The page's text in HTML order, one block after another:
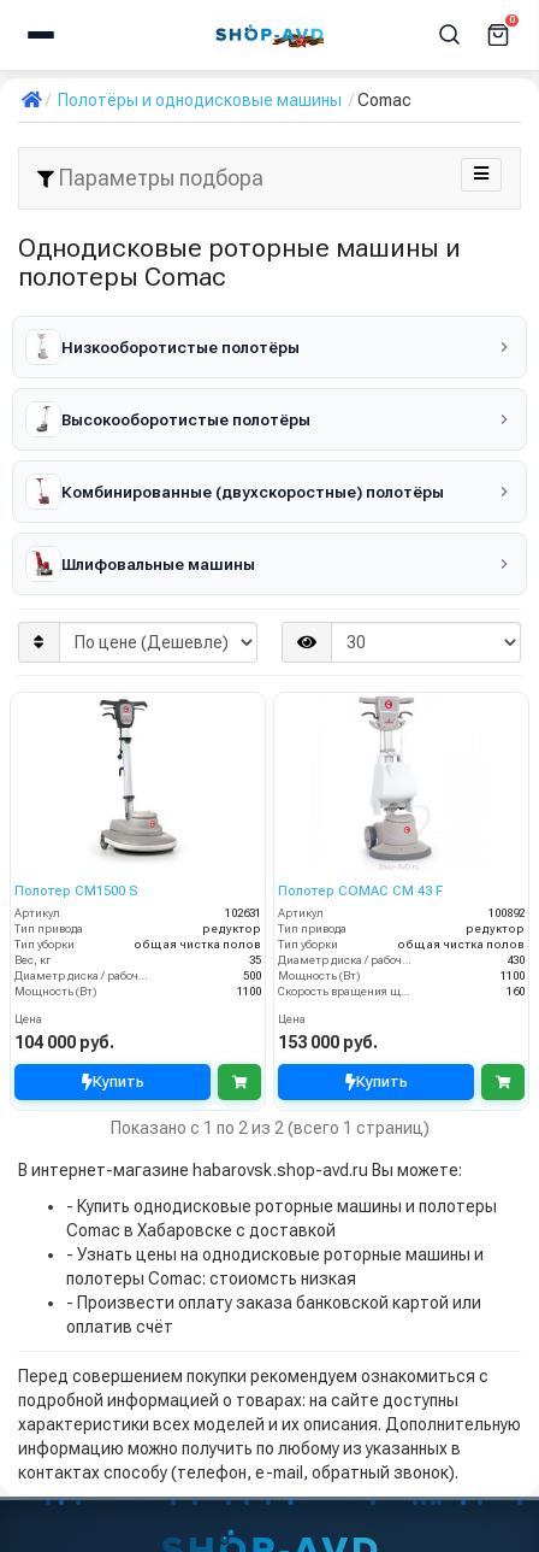
0
Полотёры и однодисковые машины Comac
Параметры подбора
Однодисковые роторные машины и
полотеры Comac
Низкооборотистые полотёры
Высокооборотистые полотёры
Комбинированные (двухскоростные) полотёры
Шлифовальные машины
Полотер CM1500 S
Артикул
102631
Тип привода
редуктор
Тип уборки
общая чистка полов
Вес, кг
35
500
Мощность (Вт)
1100
Цена
104 000 руб.
Купить
Полотер COMAC CM 43 F
Артикул
100892
Тип привода
редуктор
Тип уборки
общая чистка полов
430
Мощность (Вт)
1100
160
Цена
153 000 руб.
Купить
Показано с 1 по 2 из 2 (всего 1 страниц)
В интернет-магазине habarovsk.shop-avd.ru Вы можете:
- Купить однодисковые роторные машины и полотеры
Comac в Хабаровске с доставкой
- Узнать цены на однодисковые роторные машины и
полотеры Comac: стоиомсть низкая
- Произвести оплату заказа банковской картой или
оплатив счёт
Перед совершением покупки рекомендуем ознакомиться с
подробной информацией о товарах: на сайте доступны
характеристики всех моделей и их описания. Дополнительную
информацию можно получить по любому из указанных в
контактах способу (телефон, e-mail, обратный звонок).